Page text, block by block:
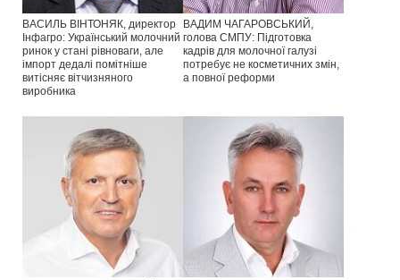
ВАСИЛЬ ВІНТОНЯК, директор
Інфагро: Український молочний
ринок у стані рівноваги, але
імпорт дедалі помітніше
витісняє вітчизняного
виробника
ВАДИМ ЧАГАРОВСЬКИЙ,
голова СМПУ: Підготовка
кадрів для молочної галузі
потребує не косметичних змін,
а повної реформи